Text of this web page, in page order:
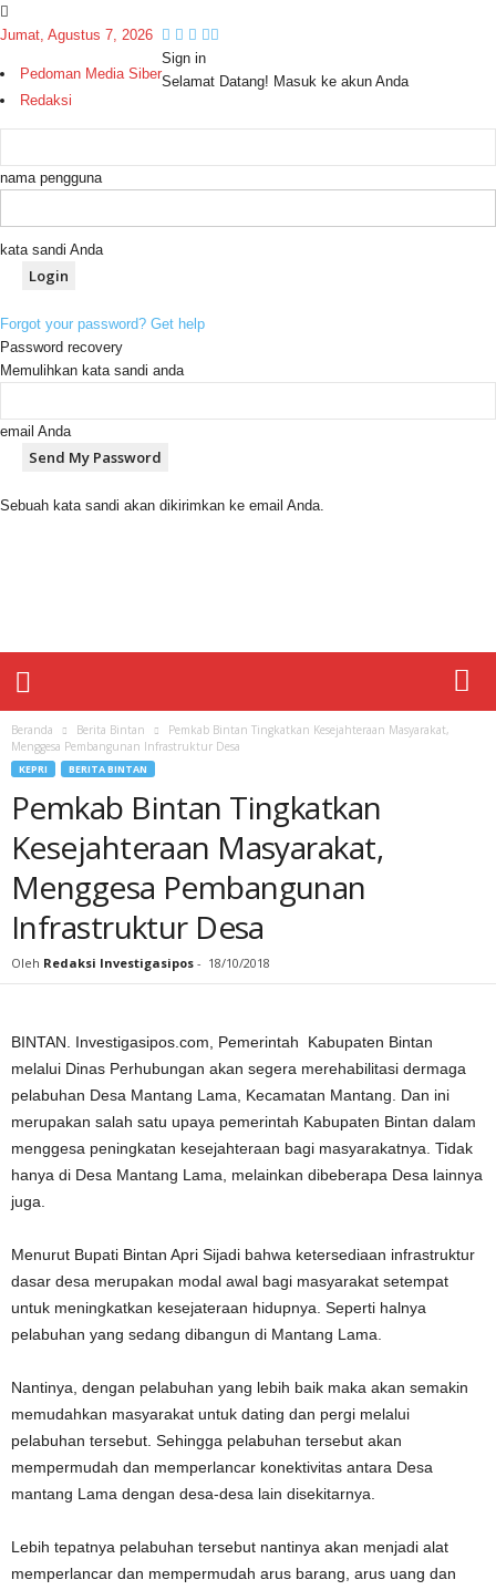
Jumat, Agustus 7, 2026
Pedoman Media Siber
Redaksi
Sign in
Selamat Datang! Masuk ke akun Anda
nama pengguna
kata sandi Anda
Forgot your password? Get help
Password recovery
Memulihkan kata sandi anda
email Anda
Sebuah kata sandi akan dikirimkan ke email Anda.
t
Beranda Berita Bintan
Pemkab Bintan Tingkatkan Kesejahteraan Masyarakat,
Menggesa Pembangunan Infrastruktur Desa
KEPRI BERITA BINTAN
Pemkab Bintan Tingkatkan
Kesejahteraan Masyarakat,
Menggesa Pembangunan
Infrastruktur Desa
Oleh Redaksi Investigasipos - 18/10/2018
BINTAN. Investigasipos.com, Pemerintah Kabupaten Bintan
melalui Dinas Perhubungan akan segera merehabilitasi dermaga
pelabuhan Desa Mantang Lama, Kecamatan Mantang. Dan ini
merupakan salah satu upaya pemerintah Kabupaten Bintan dalam
menggesa peningkatan kesejahteraan bagi masyarakatnya. Tidak
hanya di Desa Mantang Lama, melainkan dibeberapa Desa lainnya
juga.
Menurut Bupati Bintan Apri Sijadi bahwa ketersediaan infrastruktur
dasar desa merupakan modal awal bagi masyarakat setempat
untuk meningkatkan kesejateraan hidupnya. Seperti halnya
pelabuhan yang sedang dibangun di Mantang Lama.
Nantinya, dengan pelabuhan yang lebih baik maka akan semakin
memudahkan masyarakat untuk dating dan pergi melalui
pelabuhan tersebut. Sehingga pelabuhan tersebut akan
mempermudah dan memperlancar konektivitas antara Desa
mantang Lama dengan desa-desa lain disekitarnya.
Lebih tepatnya pelabuhan tersebut nantinya akan menjadi alat
memperlancar dan mempermudah arus barang, arus uang dan